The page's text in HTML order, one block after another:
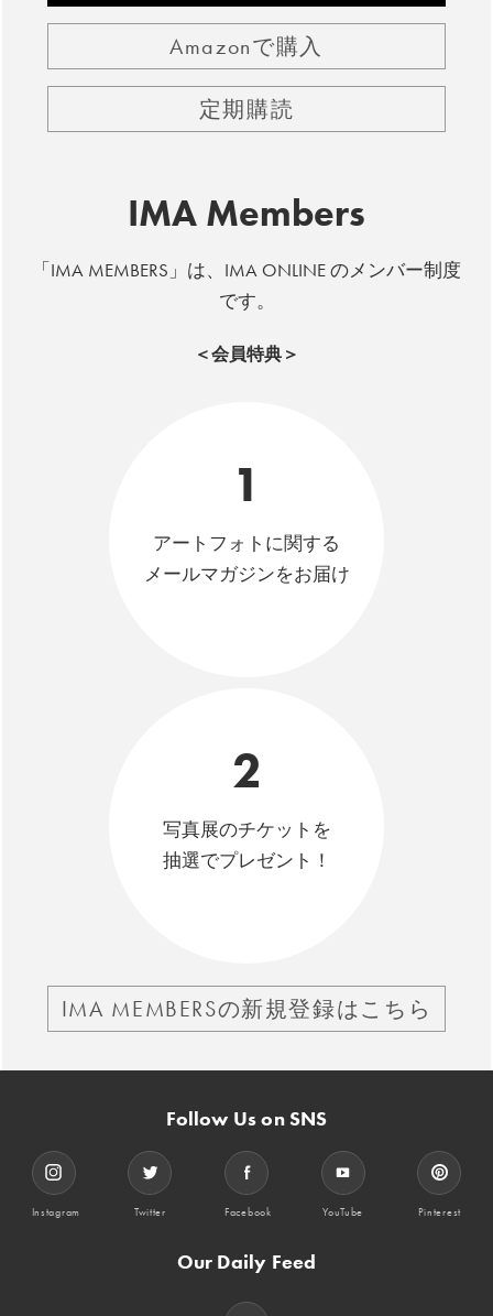
Amazonで購入
定期購読
IMA Members
「IMA MEMBERS」は、IMA ONLINE のメンバー制度
です。
＜会員特典＞
1
アートフォトに関する
メールマガジンをお届け
2
写真展のチケットを
抽選でプレゼント！
IMA MEMBERSの新規登録はこちら
Follow Us on SNS
Instagram Twitter Facebook YouTube Pinterest
Our Daily Feed